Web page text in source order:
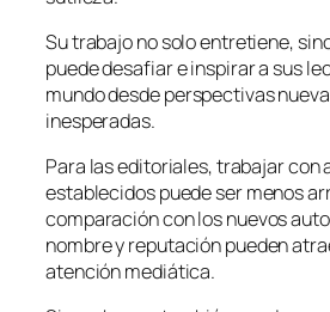
Su trabajo no solo entretiene,
puede desafiar e inspirar a sus
mundo desde perspectivas
inesperadas.
Para las editoriales, trabajar con
establecidos puede ser menos
comparación con los nuevos
nombre y reputación pueden
atención mediática.